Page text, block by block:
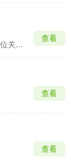
汇聚多元化创新研究，全方位关注您的健康状况。
查看
查看
查看